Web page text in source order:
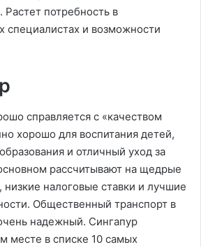
Растет потребность в
специалистах и ​​возможности
справляется с «качеством
хорошо для воспитания детей,
и отличный уход за
рассчитывают на щедрые
низкие налоговые ставки и лучшие
Общественный транспорт в
надежный. Сингапур
месте в списке 10 самых